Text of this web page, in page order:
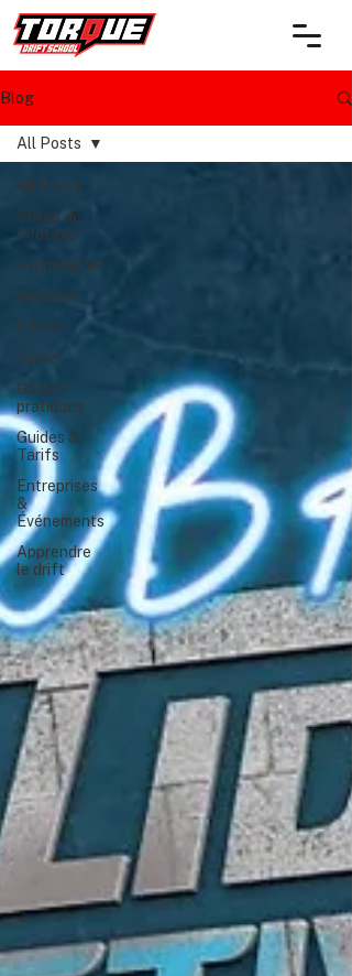
Blog
All Posts
Stage de
Pilotage
Événements
Annonce
Offres
Divers
Guides
pratiques
Guides &
Tarifs
Entreprises
&
Événements
Apprendre
le drift
All Posts